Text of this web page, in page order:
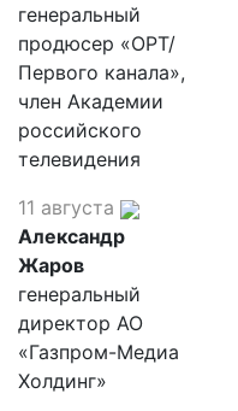
генеральный
продюсер «ОРТ/
Первого канала»,
член Академии
российского
телевидения
11 августа
Александр
Жаров
генеральный
директор АО
«Газпром-Медиа
Холдинг»